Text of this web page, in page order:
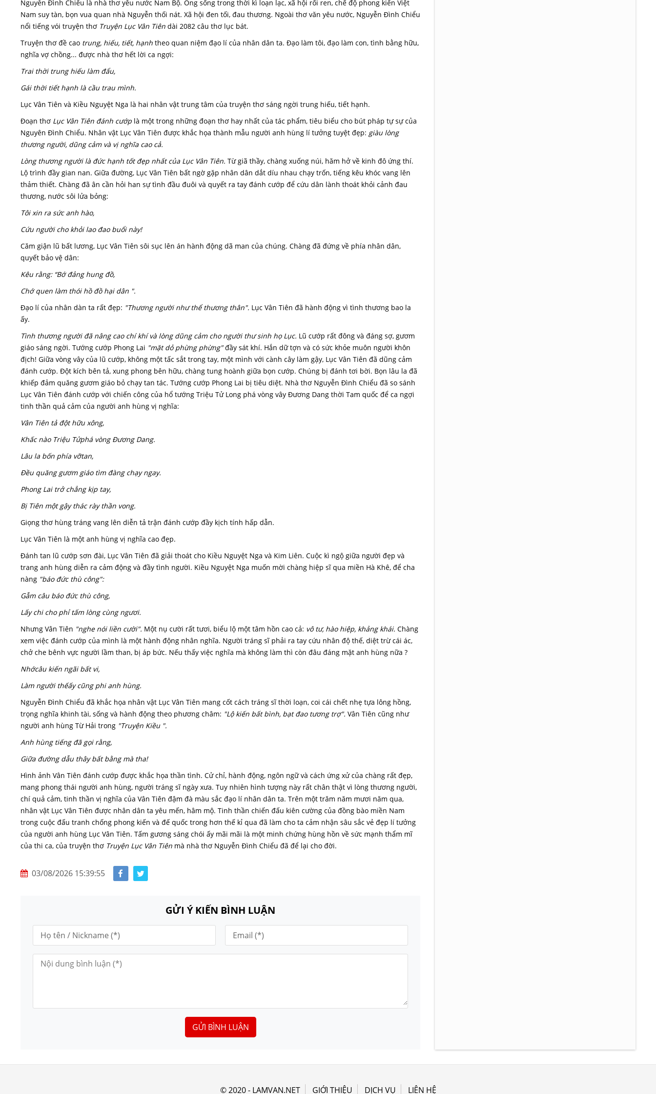
Nguyễn Đình Chiểu là nhà thơ yêu nước Nam Bộ. Ông sống trong thời kì loạn lạc, xã hội rối ren, chế độ phong kiến Việt
Nam suy tàn, bọn vua quan nhà Nguyễn thối nát. Xã hội đen tối, đau thương. Ngoài thơ văn yêu nước, Nguyễn Đình Chiểu
nổi tiếng vói truyện thơ Truyện Lục Vân Tiên dài 2082 câu thơ lục bát.
Truyện thơ đề cao trung, hiếu, tiết, hạnh theo quan niệm đạo lí của nhân dân ta. Đạo làm tôi, đạo làm con, tình bằng hữu,
nghĩa vợ chồng... được nhà thơ hết lời ca ngợi:
Trai thời trung hiếu làm đẩu,
Gái thời tiết hạnh là cầu trau mình.
Lục Vân Tiên và Kiều Nguyệt Nga là hai nhân vật trung tâm của truyện thơ sáng ngời trung hiếu, tiết hạnh.
Đoạn thơ Lục Vân Tiên đánh cướp là một trong những đoạn thơ hay nhất của tác phẩm, tiêu biểu cho bút pháp tự sự của
Nguyên Đình Chiểu. Nhân vật Lục Vân Tiên được khắc họa thành mẫu người anh hùng lí tưởng tuyệt đẹp: giàu lòng
thương người, dũng cảm và vị nghĩa cao cả.
Lòng thương người là đức hạnh tốt đẹp nhất của Lục Vân Tiên. Từ giã thầy, chàng xuống núi, hăm hở về kinh đô ứng thí.
Lộ trình đầy gian nan. Giữa đường, Lục Vân Tiên bất ngờ gặp nhân dân dắt díu nhau chạy trốn, tiếng kêu khóc vang lên
thảm thiết. Chàng đã ân cần hỏi han sự tình đầu đuôi và quyết ra tay đánh cướp để cứu dân lành thoát khỏi cảnh đau
thương, nước sôi lửa bỏng:
Tôi xin ra sức anh hào,
Cứu người cho khỏi lao đao buổi này!
Căm giận lũ bất lương, Lục Vân Tiên sôi sục lên án hành động dã man của chúng. Chàng đã đứng về phía nhân dân,
quyết bảo vệ dân:
Kêu rằng: “Bớ đảng hung đồ,
Chớ quen làm thói hồ đồ hại dân ".
Đạo lí của nhân dàn ta rất đẹp: "Thương người như thể thương thân". Lục Vân Tiên đã hành động vì tình thương bao la
ấy.
Tình thương người đã nâng cao chí khí và lòng dũng cảm cho người thư sinh họ Lục. Lũ cướp rất đông và đáng sợ, gươm
giáo sáng ngời. Tướng cướp Phong Lai "mặt dỏ phừng phừng"đầy sát khí. Hắn dữ tợn và có sức khỏe muôn người khôn
địch! Giữa vòng vây của lũ cướp, không một tấc sắt trong tay, một mình với cành cây làm gậy, Lục Vân Tiên đã dũng cảm
đánh cướp. Đột kích bên tả, xung phong bên hữu, chàng tung hoành giữa bọn cướp. Chúng bị đánh tơi bời. Bọn lâu la đã
khiếp đảm quăng gươm giáo bỏ chạy tan tác. Tướng cướp Phong Lai bị tiêu diệt. Nhà thơ Nguyễn Đình Chiểu đã so sánh
Lục Vân Tiên đánh cướp với chiến công của hổ tướng Triệu Tử Long phá vòng vây Đương Dang thời Tam quốc để ca ngợi
tinh thần quả cảm của người anh hùng vị nghĩa:
Vân Tiên tả đột hữu xông,
Khấc nào Triệu Tửphá vòng Đương Dang.
Lâu la bốn phía vỡtan,
Đều quăng gươm giáo tìm đàng chạy ngay.
Phong Lai trở chẳng kịp tay,
Bị Tiên một gậy thác rày thần vong.
Giọng thơ hùng tráng vang lên diễn tả trận đánh cướp đầy kịch tính hấp dẫn.
Lục Vân Tiên là một anh hùng vị nghĩa cao đẹp.
Đánh tan lũ cướp sơn đài, Lục Vân Tiên đã giải thoát cho Kiều Nguyệt Nga và Kim Liên. Cuộc kì ngộ giữa người đẹp và
trang anh hùng diễn ra cảm động và đầy tình người. Kiều Nguyệt Nga muốn mời chàng hiệp sĩ qua miền Hà Khê, để cha
nàng "báo đức thù công":
Gẫm câu báo đức thù công,
Lấy chi cho phỉ tấm lòng cùng ngươi.
Nhưng Vân Tiên "nghe nói liền cười". Một nụ cười rất tươi, biểu lộ một tâm hồn cao cả: vô tư, hào hiệp, khảng khái. Chàng
xem việc đánh cướp của mình là một hành động nhân nghĩa. Người tráng sĩ phải ra tay cứu nhân độ thế, diệt trừ cái ác,
chở che bênh vực người lầm than, bị áp bức. Nếu thấy việc nghĩa mà không làm thì còn đâu đáng mặt anh hùng nữa ?
Nhớcâu kiến ngãi bất vi,
Làm người thếấy cũng phi anh hùng.
Nguyễn Đình Chiểu đã khắc họa nhân vật Lục Vân Tiên mang cốt cách tráng sĩ thời loạn, coi cái chết nhẹ tựa lông hồng,
trọng nghĩa khinh tài, sống và hành động theo phương châm: "Lộ kiến bất bình, bạt đao tương trợ". Vân Tiên cũng như
người anh hùng Từ Hải trong "Truyện Kiều ".
Anh hùng tiếng đã gọi rằng,
Giữa đường dẫu thây bất bằng mà tha!
Hình ảnh Vân Tiên đánh cướp được khắc họa thần tình. Cử chỉ, hành động, ngôn ngữ và cách ứng xử của chàng rất đẹp,
mang phong thái người anh hùng, người tráng sĩ ngày xưa. Tuy nhiên hình tượng này rất chân thật vì lòng thương người,
chí quả cảm, tinh thần vị nghĩa của Vân Tiên đậm đà màu sắc đạo lí nhân dân ta. Trên một trăm năm mươi năm qua,
nhân vật Lục Vân Tiên được nhân dân ta yêu mến, hâm mộ. Tinh thần chiến đấu kiên cường của đồng bào miền Nam
trong cuộc đấu tranh chống phong kiến và đế quốc trong hơn thế kỉ qua đã làm cho ta cảm nhận sâu sắc vẻ đẹp lí tưởng
của người anh hùng Lục Vân Tiên. Tấm gương sáng chói ấy mãi mãi là một minh chứng hùng hồn về sức mạnh thẩm mĩ
của thi ca, của truyện thơ Truyện Lục Vân Tiên mà nhà thơ Nguyễn Đình Chiểu đã để lại cho đời.
03/08/2026 15:39:55
GỬI Ý KIẾN BÌNH LUẬN
GỬI BÌNH LUẬN
© 2020 - LAMVAN.NET GIỚI THIỆU DỊCH VỤ LIÊN HỆ